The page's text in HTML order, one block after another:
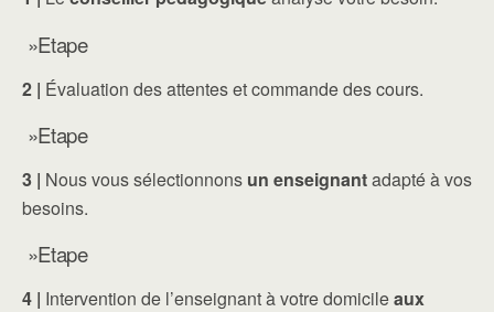
»Etape
2 | Évaluation des attentes et commande des cours.
»Etape
3 | Nous vous sélectionnons un enseignantadapté à vos
besoins.
»Etape
4 | Intervention de l’enseignant à votre domicileaux